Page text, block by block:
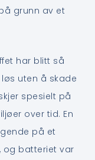
grunn av et
har blitt så
uten å skade
spesielt på
over tid. En
på et
og batteriet var